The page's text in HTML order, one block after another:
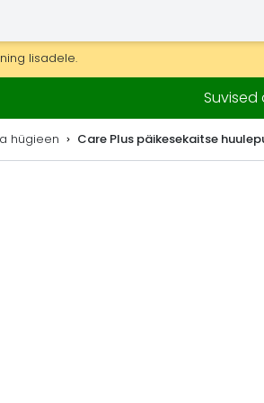
24 tunni jooksul)
kaartide ja dekoratsioonide jaoks.
lisadele.
Suvised
hügieen Care Plus päikesekaitse